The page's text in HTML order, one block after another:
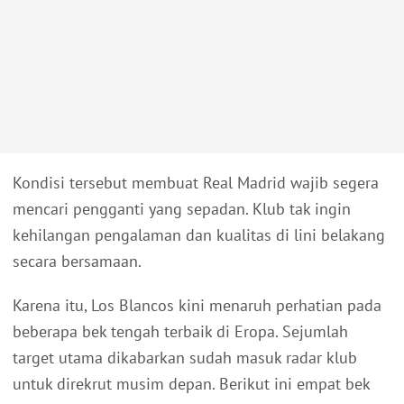
Kondisi tersebut membuat Real Madrid wajib segera
mencari pengganti yang sepadan. Klub tak ingin
kehilangan pengalaman dan kualitas di lini belakang
secara bersamaan.
Karena itu, Los Blancos kini menaruh perhatian pada
beberapa bek tengah terbaik di Eropa. Sejumlah
target utama dikabarkan sudah masuk radar klub
untuk direkrut musim depan. Berikut ini empat bek